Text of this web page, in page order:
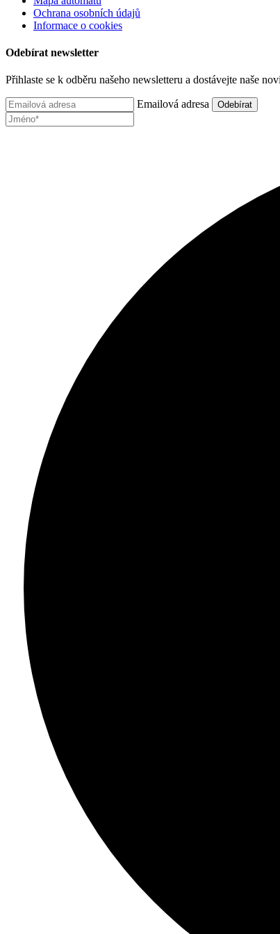
Ochrana osobních údajů
Informace o cookies
Odebírat newsletter
Přihlaste se k odběru našeho newsletteru a dostávejte naše
Emailová adresa